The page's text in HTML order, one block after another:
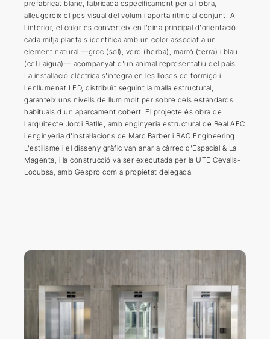
prefabricat blanc, fabricada específicament per a l'obra,
alleugereix el pes visual del volum i aporta ritme al conjunt. A
l'interior, el color es converteix en l'eina principal d'orientació:
cada mitja planta s'identifica amb un color associat a un
element natural —groc (sol), verd (herba), marró (terra) i blau
(cel i aigua)— acompanyat d'un animal representatiu del país.
La instal·lació elèctrica s'integra en les lloses de formigó i
l'enllumenat LED, distribuït seguint la malla estructural,
garanteix uns nivells de llum molt per sobre dels estàndards
habituals d'un aparcament cobert. El projecte és obra de
l'arquitecte Jordi Batlle, amb enginyeria estructural de Beal AEC
i enginyeria d'instal·lacions de Marc Barber i BAC Engineering.
L'estilisme i el disseny gràfic van anar a càrrec d'Espacial & La
Magenta, i la construcció va ser executada per la UTE Cevalls-
Locubsa, amb Gespro com a propietat delegada.